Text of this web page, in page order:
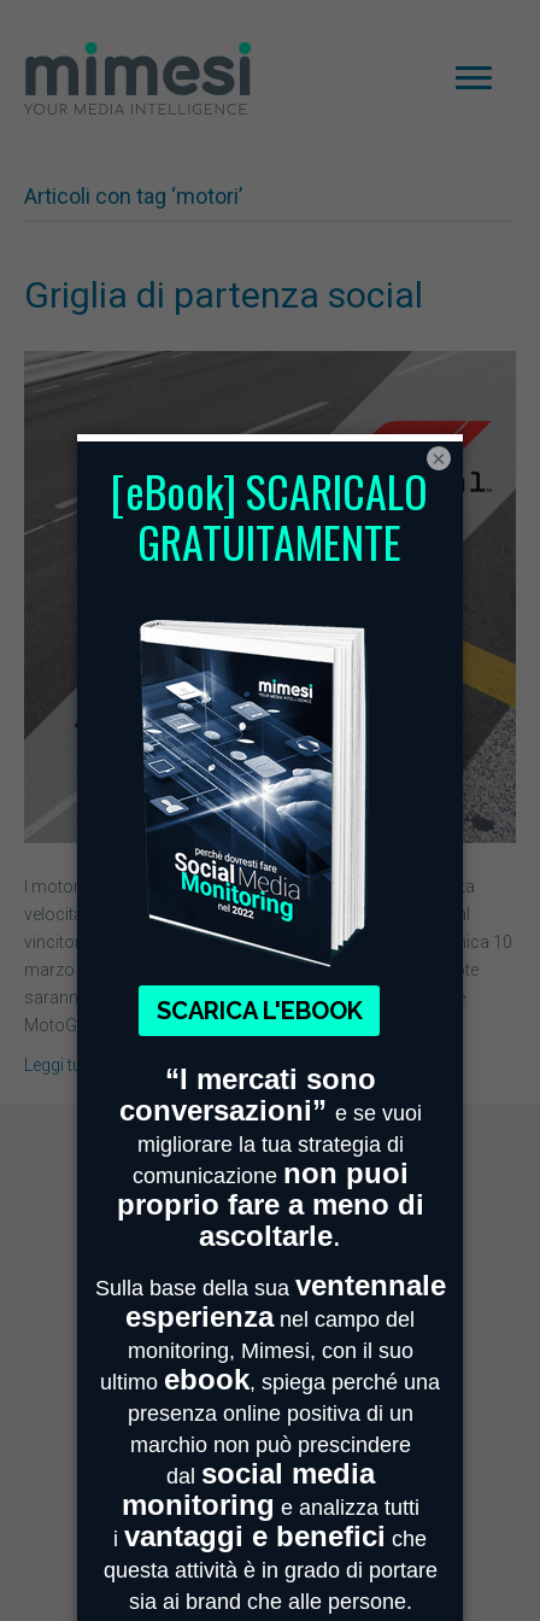
Articoli con tag ‘motori’
Griglia di partenza social
I motori sono accesi, le curve sono pronte per partire a tutta
velocità e lo champagne è fresco per essere consegnato al
vincitore. La stagione dei motori è pronta a partire e domenica 10
marzo dalla piccola penisola del Qatar i beniamini su 2 ruote
saranno pronti a contendersi il titolo mondiale della classe
MotoGP,…
Leggi tutto
MIMESI MILANO
Centro Direzionale Milanofiori
Strada 4, Palazzo A - Scala 2
20059 Assago
MIMESI PARMA
Sede Operativa
Strada Quarta, 6/1D
43100 Parma
MIMESI FORLÌ
Sede divisione Audio Video
Via Guido Bonali, 14
47121 Forlì
×